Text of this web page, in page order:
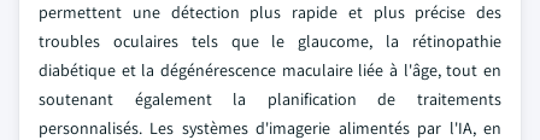
permettent une détection plus rapide et plus précise des
troubles oculaires tels que le glaucome, la rétinopathie
diabétique et la dégénérescence maculaire liée à l'âge, tout en
soutenant également la planification de traitements
personnalisés. Les systèmes d'imagerie alimentés par l'IA, en